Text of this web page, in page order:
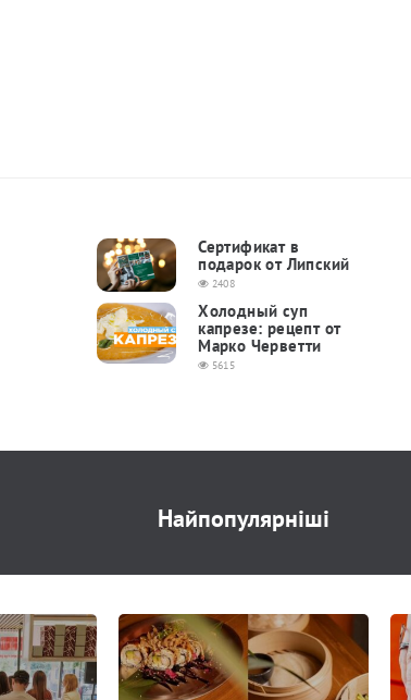
Сертификат в
подарок от Липский
2408
Холодный суп
капрезе: рецепт от
Марко Черветти
5615
Найпопулярніші